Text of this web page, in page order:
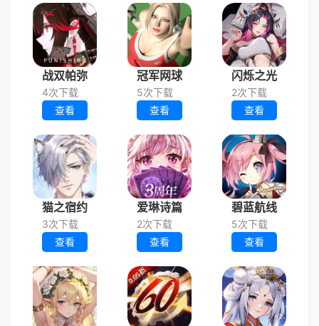
战双帕弥
4次下载
查看
冠军网球
5次下载
查看
闪烁之光
2次下载
查看
猫之宿约
3次下载
查看
爱琳诗篇
2次下载
查看
碧蓝航线
5次下载
查看